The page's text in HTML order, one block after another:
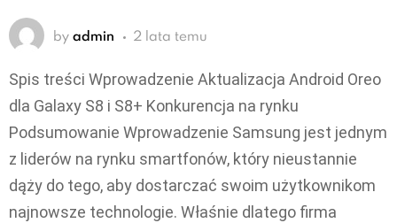
by admin 2 lata temu
Spis treści Wprowadzenie Aktualizacja Android Oreo
dla Galaxy S8 i S8+ Konkurencja na rynku
Podsumowanie Wprowadzenie Samsung jest jednym
z liderów na rynku smartfonów, który nieustannie
dąży do tego, aby dostarczać swoim użytkownikom
najnowsze technologie. Właśnie dlatego firma